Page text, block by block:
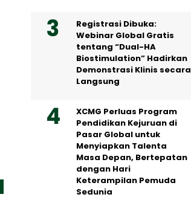
Registrasi Dibuka:
Webinar Global Gratis
tentang “Dual-HA
Biostimulation” Hadirkan
Demonstrasi Klinis secara
Langsung
XCMG Perluas Program
Pendidikan Kejuruan di
Pasar Global untuk
Menyiapkan Talenta
Masa Depan, Bertepatan
dengan Hari
Keterampilan Pemuda
Sedunia